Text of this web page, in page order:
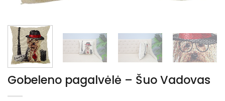
Gobeleno pagalvėlė – Šuo Vadovas